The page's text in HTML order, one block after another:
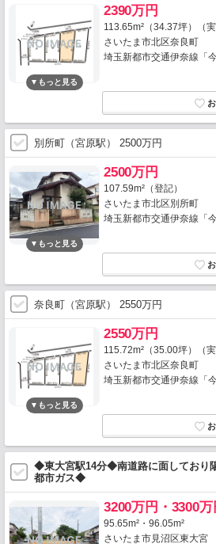
2390万円
113.65m²（34.37坪）（実
さいたま市北区奈良町
埼玉新都市交通伊奈線「
別所町（宮原駅） 2500万円
2500万円
107.59m²（登記）
さいたま市北区別所町
埼玉新都市交通伊奈線「
奈良町（宮原駅） 2550万円
2550万円
115.72m²（35.00坪）（実
さいたま市北区奈良町
埼玉新都市交通伊奈線「
◆東大宮駅14分◆南道路に面しており
都市ガス◆
3200万円・3300万
95.65m²・96.05m²
さいたま市見沼区東大宮